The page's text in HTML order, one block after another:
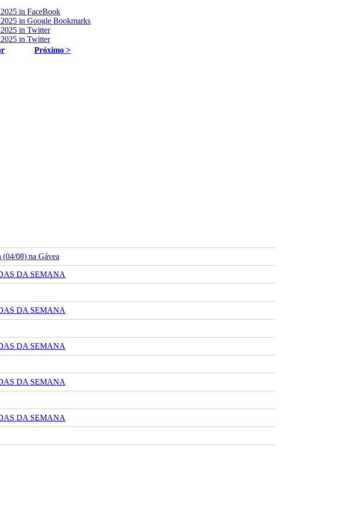
Próximo >
(04/08) na Gávea
DA SEMANA
DA SEMANA
DA SEMANA
DA SEMANA
DA SEMANA